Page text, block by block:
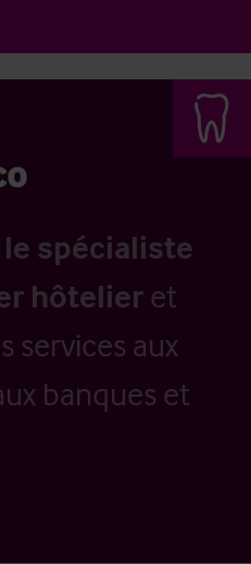
le spécialiste
hôtelier et
services aux
banques et